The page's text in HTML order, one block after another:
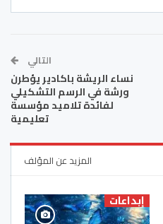
التالي
نساء الريشة باكادير يؤطرن
ورشة في الرسم التشكيلي
لفائدة تلاميد مؤسسة
تعليمية
المزيد عن المؤلف
إبداعات